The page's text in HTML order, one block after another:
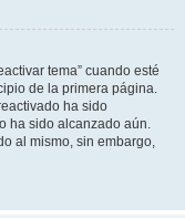
tema” cuando esté
de la primera página.
ha sido
ha sido alcanzado aún.
al mismo, sin embargo,